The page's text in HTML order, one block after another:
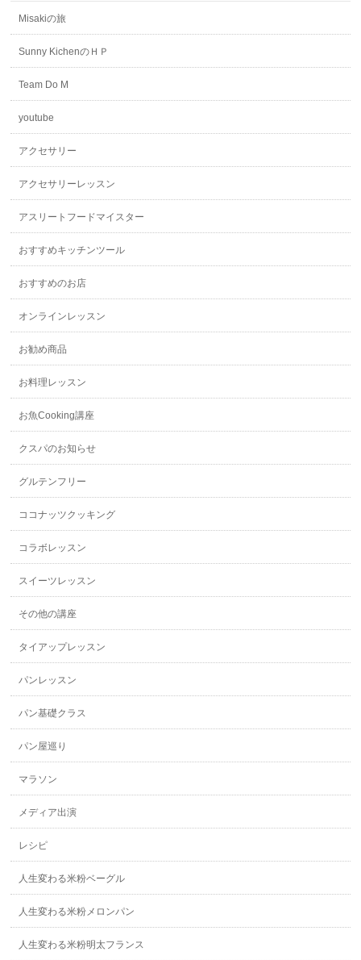
Misakiの旅
Sunny KichenのＨＰ
Team Do M
youtube
アクセサリー
アクセサリーレッスン
アスリートフードマイスター
おすすめキッチンツール
おすすめのお店
オンラインレッスン
お勧め商品
お料理レッスン
お魚Cooking講座
クスパのお知らせ
グルテンフリー
ココナッツクッキング
コラボレッスン
スイーツレッスン
その他の講座
タイアップレッスン
パンレッスン
パン基礎クラス
パン屋巡り
マラソン
メディア出演
レシピ
人生変わる米粉ベーグル
人生変わる米粉メロンパン
人生変わる米粉明太フランス